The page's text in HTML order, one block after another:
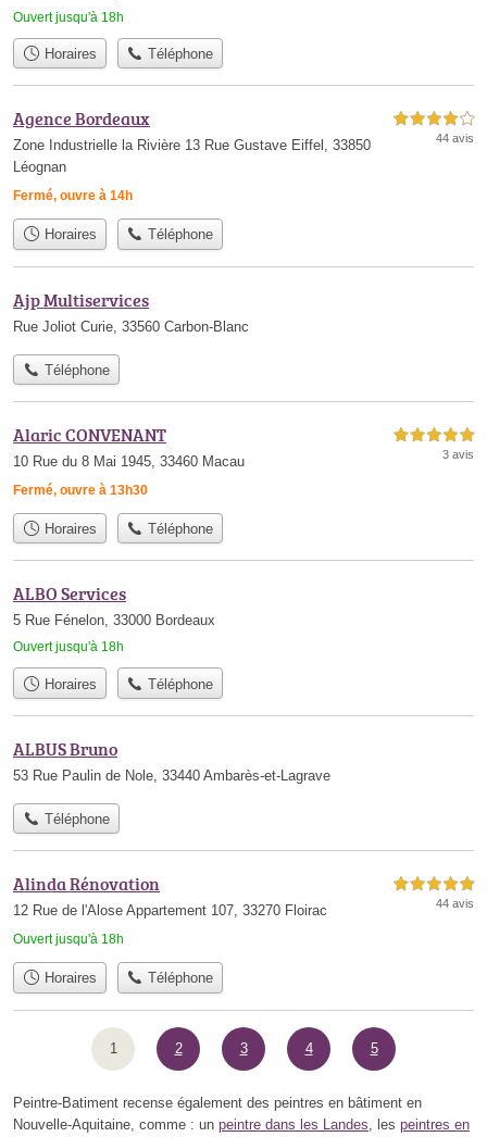
Ouvert jusqu'à 18h
Horaires Téléphone
Agence Bordeaux
Zone Industrielle la Rivière 13 Rue Gustave Eiffel, 33850
Léognan
Fermé, ouvre à 14h
4,0 étoiles sur 5
44 avis
Horaires Téléphone
Ajp Multiservices
Rue Joliot Curie, 33560 Carbon-Blanc
Téléphone
Alaric CONVENANT
10 Rue du 8 Mai 1945, 33460 Macau
Fermé, ouvre à 13h30
5,0 étoiles sur 5
3 avis
Horaires Téléphone
ALBO Services
5 Rue Fénelon, 33000 Bordeaux
Ouvert jusqu'à 18h
Horaires Téléphone
ALBUS Bruno
53 Rue Paulin de Nole, 33440 Ambarès-et-Lagrave
Téléphone
Alinda Rénovation
12 Rue de l'Alose Appartement 107, 33270 Floirac
Ouvert jusqu'à 18h
5,0 étoiles sur 5
44 avis
Horaires Téléphone
1 2 3 4 5
Peintre-Batiment recense également des peintres en bâtiment en
Nouvelle-Aquitaine, comme : un peintre dans les Landes , les peintres en